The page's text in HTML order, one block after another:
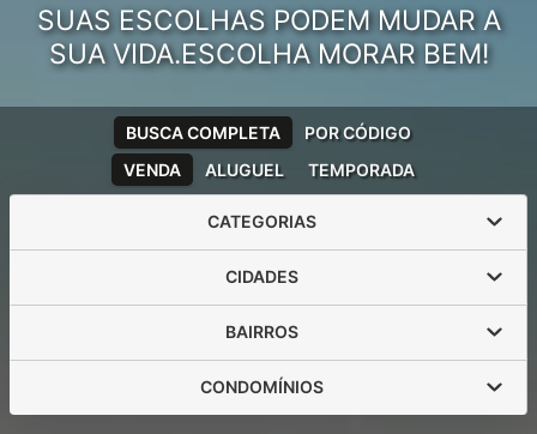
SUAS ESCOLHAS PODEM MUDAR A
SUA VIDA.ESCOLHA MORAR BEM!
VENDA ALUGUEL TEMPORADA
BUSCA COMPLETA POR CÓDIGO
CATEGORIAS
CIDADES
BAIRROS
CONDOMÍNIOS